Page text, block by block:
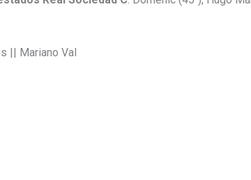
|| Mariano Val